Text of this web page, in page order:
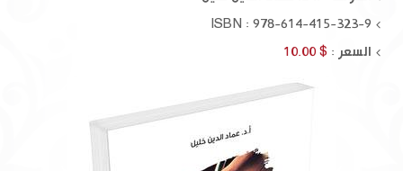
ISBN : 978-614-415-323-9
السعر : $ 10.00